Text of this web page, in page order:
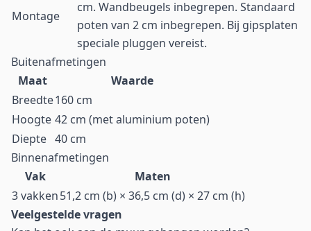
Montage
cm. Wandbeugels inbegrepen. Standaard
poten van 2 cm inbegrepen. Bij gipsplaten
speciale pluggen vereist.
Buitenafmetingen
Maat
Waarde
Breedte160 cm
Hoogte 42 cm (met aluminium poten)
Diepte 40 cm
Binnenafmetingen
Vak
Maten
3 vakken51,2 cm (b) × 36,5 cm (d) × 27 cm (h)
Veelgestelde vragen